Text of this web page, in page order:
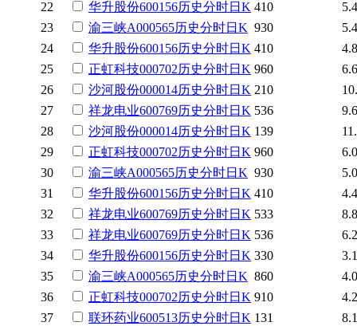
22
华升股份600156历史分时日K 410
23
渝三峡A000565历史分时日K 930
24
华升股份600156历史分时日K 410
25
正虹科技000702历史分时日K 960
26
沙河股份000014历史分时日K 210
27
祥龙电业600769历史分时日K 536
28
沙河股份000014历史分时日K 139
29
正虹科技000702历史分时日K 960
30
渝三峡A000565历史分时日K 930
31
华升股份600156历史分时日K 410
32
祥龙电业600769历史分时日K 533
33
祥龙电业600769历史分时日K 536
34
华升股份600156历史分时日K 330
35
渝三峡A000565历史分时日K 860
36
正虹科技000702历史分时日K 910
37
联环药业600513历史分时日K 131